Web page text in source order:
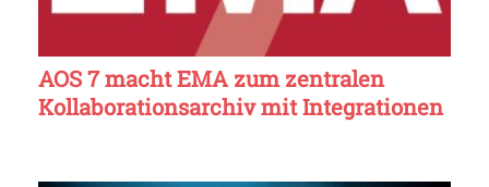
AOS 7 macht EMA zum zentralen
Kollaborationsarchiv mit Integrationen